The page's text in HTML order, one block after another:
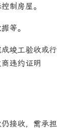
制房屋。
等。
竣工验收或行
违约证明
接收，需承担